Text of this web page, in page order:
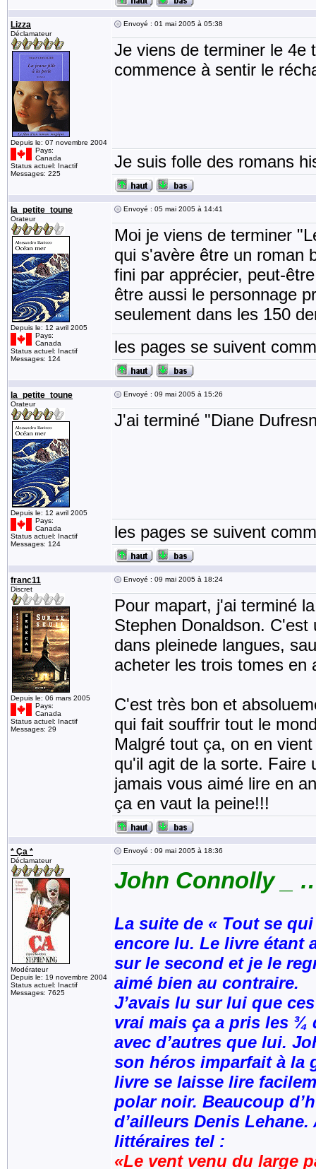
Lizza
Déclamateur
Depuis le: 07 novembre 2004
Pays:
Canada
Status actuel: Inactif
Messages: 225
Envoyé : 01 mai 2005 à 05:38
Je viens de terminer le 4e
commence à sentir le
Je suis folle des romans
la_petite_toune
Orateur
Depuis le: 12 avril 2005
Pays:
Canada
Status actuel: Inactif
Messages: 124
Envoyé : 05 mai 2005 à 14:41
Moi je viens de terminer
qui s'avère être un roman
fini par apprécier, peut-
être aussi le personnage
seulement dans les 150
les pages se suivent
la_petite_toune
Orateur
Depuis le: 12 avril 2005
Pays:
Canada
Status actuel: Inactif
Messages: 124
Envoyé : 09 mai 2005 à 15:26
J'ai terminé "Diane
les pages se suivent
franc11
Discret
Depuis le: 06 mars 2005
Pays:
Canada
Status actuel: Inactif
Messages: 29
Envoyé : 09 mai 2005 à 18:24
Pour mapart, j'ai terminé
Stephen Donaldson.
dans pleinede langues,
acheter les trois tomes en
C'est très bon et
qui fait souffrir tout le
Malgré tout ça, on en
qu'il agit de la sorte. Faire
jamais vous aimé lire en
ça en vaut la peine!!!
* Ça *
Déclamateur
Modérateur
Depuis le: 19 novembre 2004
Status actuel: Inactif
Messages: 7625
Envoyé : 09 mai 2005 à 18:36
John Connolly _
La suite de « Tout se
encore lu. Le livre étant
sur le second et je le
aimé bien au contraire.
J’avais lu sur lui que
vrai mais ça a pris les ¾
avec d’autres que lui.
son héros imparfait à la
livre se laisse lire
polar noir. Beaucoup
d’ailleurs Denis
littéraires tel :
«Le vent venu du large